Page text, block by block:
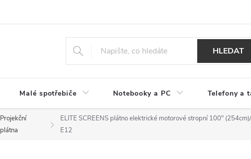
HLEDAT
Malé spotřebiče Notebooky a PC Telefony a
Projekční
plátna
ELITE SCREENS plátno elektrické motorové stropní 100"
E12